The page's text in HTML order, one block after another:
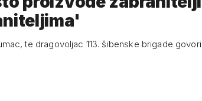
te dragovoljac 113. šibenske brigade govori